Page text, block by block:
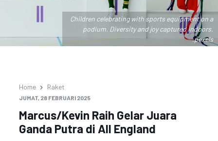
Children celebrating with sports equipment on a
podium. Diversity and joy captured indoors.
.pexels
Home Raket
JUMAT, 28 FEBRUARI 2025
Marcus/Kevin Raih Gelar Juara
Ganda Putra di All England